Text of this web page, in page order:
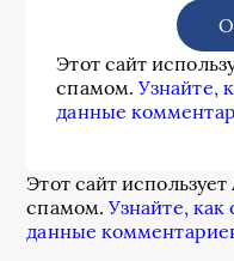
Этот сайт
спамом.Узнайте,
данные
Этот сайт
спамом.Узнайте,
данные